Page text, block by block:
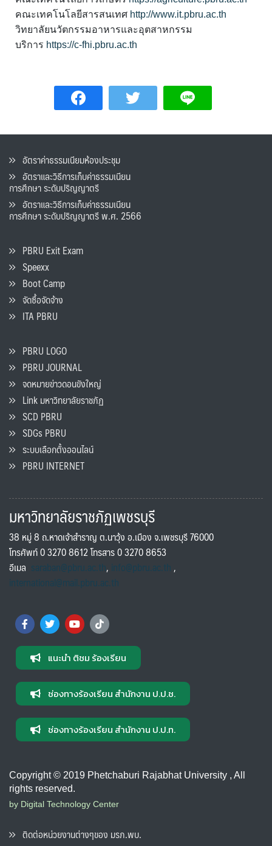
คณะเทคโนโลยีสารสนเทศ http://www.it.pbru.ac.th
วิทยาลัยนวัตกรรมอาหารและอุตสาหกรรม
บริการ https://c-fhi.pbru.ac.th
อัตราค่าธรรมเนียมห้องประชุม
อัตราและวิธีการเก็บค่าธรรมเนียน
การศึกษา ระดับปริญญาตรี
อัตราและวิธีการเก็บค่าธรรมเนียน
การศึกษา ระดับปริญญาตรี พ.ศ. 2566
PBRU Exit Exam
Speexx
Boot Camp
จัดซื้อจัดจ้าง
ITA PBRU
PBRU LOGO
PBRU JOURNAL
จดหมายข่าวดอนขังใหญ่
Link มหาวิทยาลัยราชภัฏ
SCD PBRU
SDGs PBRU
ระบบเลือกตั้งออนไลน์
PBRU INTERNET
มหาวิทยาลัยราชภัฏเพชรบุรี
38 หมู่ 8 ถ.หาดเจ้าสำราญ ต.นาวุ้ง อ.เมือง จ.เพชรบุรี 76000
โทรศัพท์ 0 3270 8612 โทรสาร 0 3270 8653
อีเมล saraban@pbru.ac.th, info@pbru.ac.th,
international@mail.pbru.ac.th
แนะนำ ติชม ร้องเรียน
ช่องทางร้องเรียน สำนักงาน ป.ป.ช.
ช่องทางร้องเรียน สำนักงาน ป.ป.ท.
Copyright © 2019 Phetchaburi Rajabhat University , All
rights reserved.
by Digital Technology Center
ติดต่อหน่วยงานต่างๆของ มรภ.พบ.